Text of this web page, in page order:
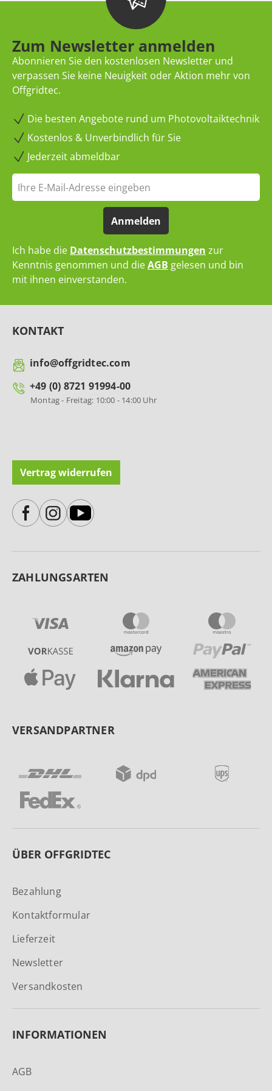
Zum Newsletter anmelden
Abonnieren Sie den kostenlosen Newsletter und
verpassen Sie keine Neuigkeit oder Aktion mehr von
Offgridtec.
Die besten Angebote rund um Photovoltaiktechnik
Kostenlos & Unverbindlich für Sie
Jederzeit abmeldbar
Anmelden
Ich habe die Datenschutzbestimmungen zur
Kenntnis genommen und dieAGB gelesen und bin
mit ihnen einverstanden.
KONTAKT
info@offgridtec.com
+49 (0) 8721 91994-00
Montag - Freitag: 10:00 - 14:00 Uhr
Vertrag widerrufen
ZAHLUNGSARTEN
VERSANDPARTNER
ÜBER OFFGRIDTEC
Bezahlung
Kontaktformular
Lieferzeit
Newsletter
Versandkosten
INFORMATIONEN
AGB